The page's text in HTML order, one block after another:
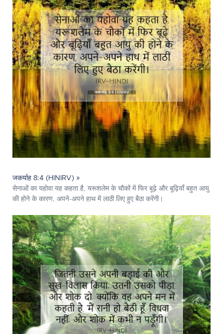
जकर्याह 8:4 (HINIRV) »
सेनाओं का यहोवा यह कहता है, यरूशलेम के चौकों में फिर बूढ़े और बूढ़ियाँ बहुत आयु
की होने के कारण, अपने-अपने हाथ में लाठी लिए हुए बैठा करेंगी।